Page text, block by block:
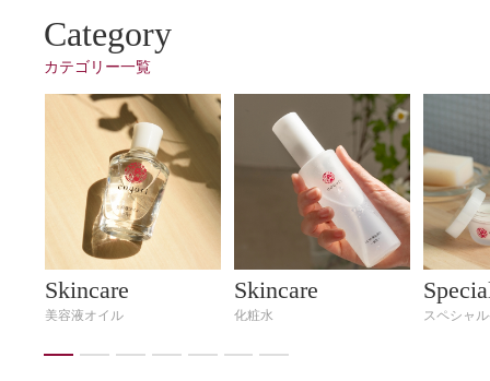
Category
カテゴリー一覧
Skincare
美容液オイル
Skincare
化粧⽔ スペシャ